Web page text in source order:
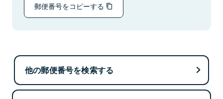
郵便番号をコピーする
他の郵便番号を検索する